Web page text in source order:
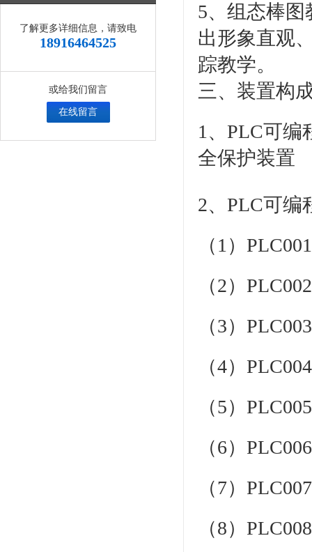
了解更多详细信息，请致电
18916464525
或给我们留言
在线留言
5、组态棒
出形象直观
踪教学。
三、装置构
1、PLC可编
全保护装置
2、PLC可编
（1）
（2）
（3）
（4）
（5）
（6）
（7）
（8）